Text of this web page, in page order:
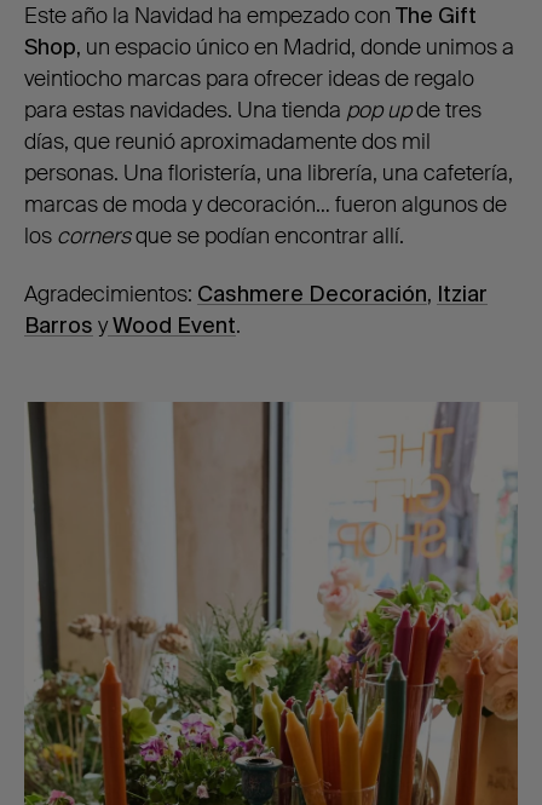
Este año la Navidad ha empezado con The Gift
Shop, un espacio único en Madrid, donde unimos a
veintiocho marcas para ofrecer ideas de regalo
para estas navidades. Una tienda pop upde tres
días, que reunió aproximadamente dos mil
personas. Una floristería, una librería, una cafetería,
marcas de moda y decoración… fueron algunos de
los cornersque se podían encontrar allí.
Agradecimientos: Cashmere Decoración, Itziar
Barros yWood Event.